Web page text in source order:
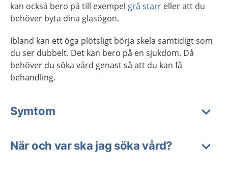
kan också bero på till exempel grå starr eller att du
behöver byta dina glasögon.
Ibland kan ett öga plötsligt börja skela samtidigt som
du ser dubbelt. Det kan bero på en sjukdom. Då
behöver du söka vård genast så att du kan få
behandling.
Symtom
När och var ska jag söka vård?